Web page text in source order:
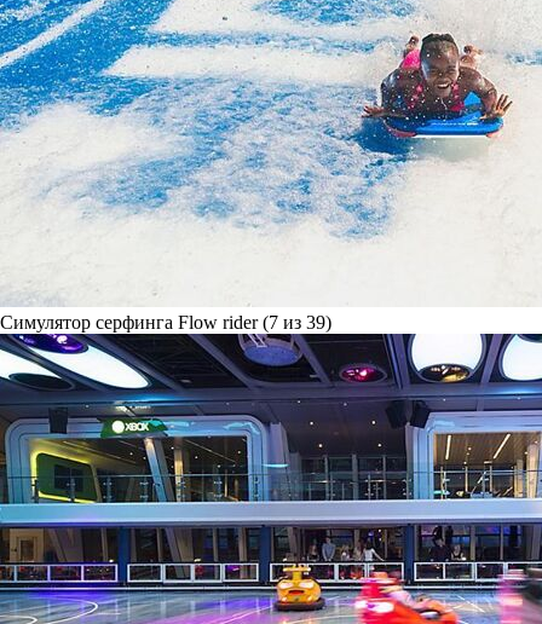
Симулятор серфинга Flow rider (7 из 39)